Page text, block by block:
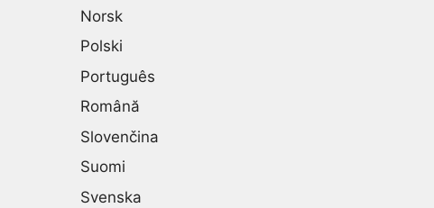
Norsk
Polski
Português
Română
Slovenčina
Suomi
Svenska